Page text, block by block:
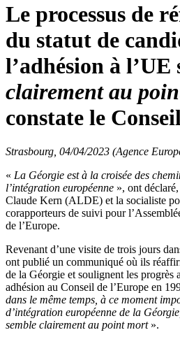
Le processus de
du statut de
l’adhésion à l’UE
clairement au
constate le
Strasbourg, 04/04/2023 (Agence
« La Géorgie est à la croisée des
l’intégration européenne », ont
Claude Kern (ALDE) et la socialiste
corapporteurs de suivi pour
de l’Europe.
Revenant d’une visite de trois jours
ont publié un communiqué où ils
de la Géorgie et soulignent les progrès
adhésion au Conseil de l’Europe en
dans le même temps, à ce moment
d’intégration européenne de la
semble clairement au point mort ».